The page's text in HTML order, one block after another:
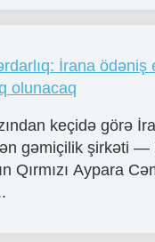
İrana ödəniş
olunacaq
keçidə görə
gəmiçilik şirkəti —
Qırmızı Aypara